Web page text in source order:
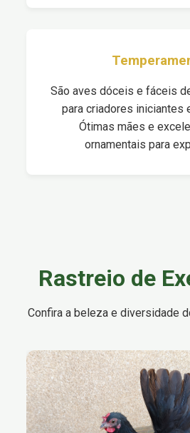
São aves dóceis e fáceis
para criadores iniciantes
Ótimas mães e
ornamentais para
Rastreio de
Confira a beleza e diversidade